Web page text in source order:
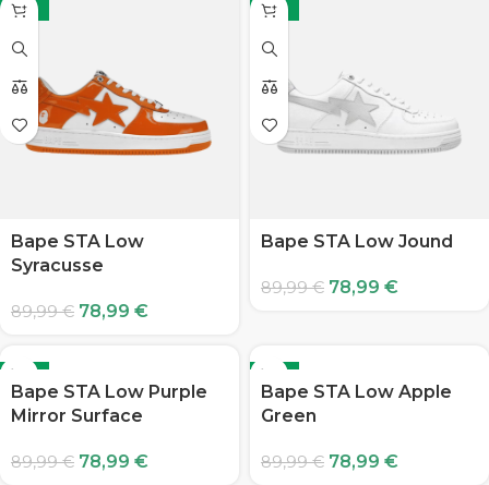
-12%
Bape STA Low
Syracusse
89,99€ 78,99 €
-12%
Bape STA Low Jound
89,99€ 78,99 €
-12%
Bape STA Low Purple
Mirror Surface
89,99€ 78,99 €
-12%
Bape STA Low Apple
Green
89,99€ 78,99 €